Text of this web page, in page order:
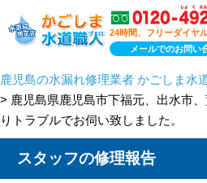
24時間、フリーダイヤ
メールでのお問い
鹿児島の水漏れ修理業者 かごしま水
> 鹿児島県鹿児島市下福元、出水市
りトラブルでお伺い致しました。
スタッフの修理報告